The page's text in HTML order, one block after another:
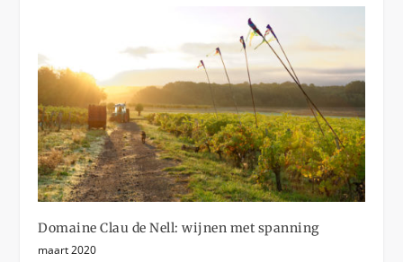
Domaine Clau de Nell: wijnen met spanning
maart 2020